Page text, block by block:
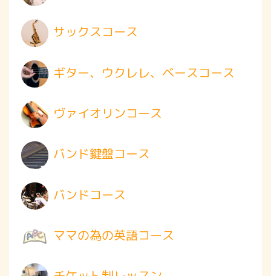
サックスコース
ギター、ウクレレ、ベースコース
ヴァイオリンコース
バンド鍵盤コース
バンドコース
ママの為の英語コース